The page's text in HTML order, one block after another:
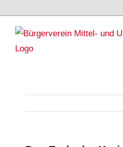
content